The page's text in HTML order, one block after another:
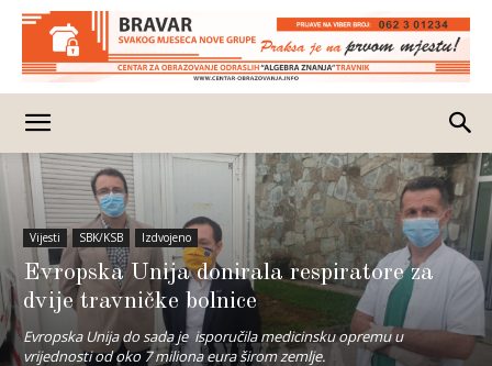
Vijesti SBK/KSB Izdvojeno
Evropska Unija donirala respiratore za
dvije travničke bolnice
Evropska Unija do sada je isporučila medicinsku opremu u
vrijednosti od oko 7 miliona eura širom zemlje.